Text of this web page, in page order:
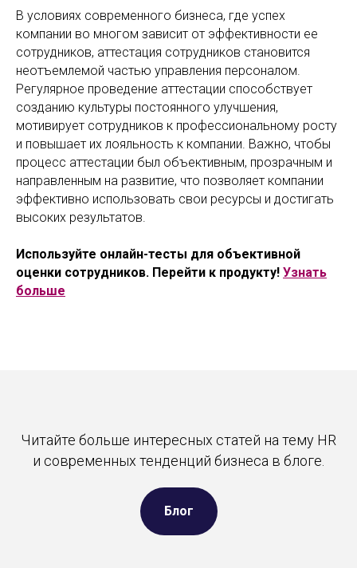
В условиях современного бизнеса, где успех
компании во многом зависит от эффективности ее
сотрудников, аттестация сотрудников становится
неотъемлемой частью управления персоналом.
Регулярное проведение аттестации способствует
созданию культуры постоянного улучшения,
мотивирует сотрудников к профессиональному росту
и повышает их лояльность к компании. Важно, чтобы
процесс аттестации был объективным, прозрачным и
направленным на развитие, что позволяет компании
эффективно использовать свои ресурсы и достигать
высоких результатов.
Используйте онлайн-тесты для объективной
оценки сотрудников. Перейти к продукту! Узнать
больше
Читайте больше интересных статей на тему HR
и современных тенденций бизнеса в блоге.
Блог